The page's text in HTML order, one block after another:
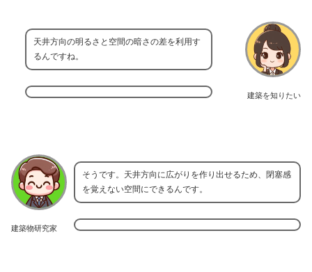
建築を知りたい
天井方向の明るさと空間の暗さの差を利用す
るんですね。
建築物研究家
そうです。天井方向に広がりを作り出せるため、閉塞感
を覚えない空間にできるんです。